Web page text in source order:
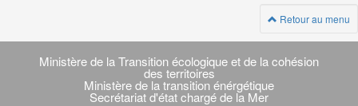
Retour au menu
Navigation
transverse
Ministère de la Transition écologique et de la cohésion
des territoires
Ministère de la transition énérgétique
Secrétariat d'état chargé de la Mer